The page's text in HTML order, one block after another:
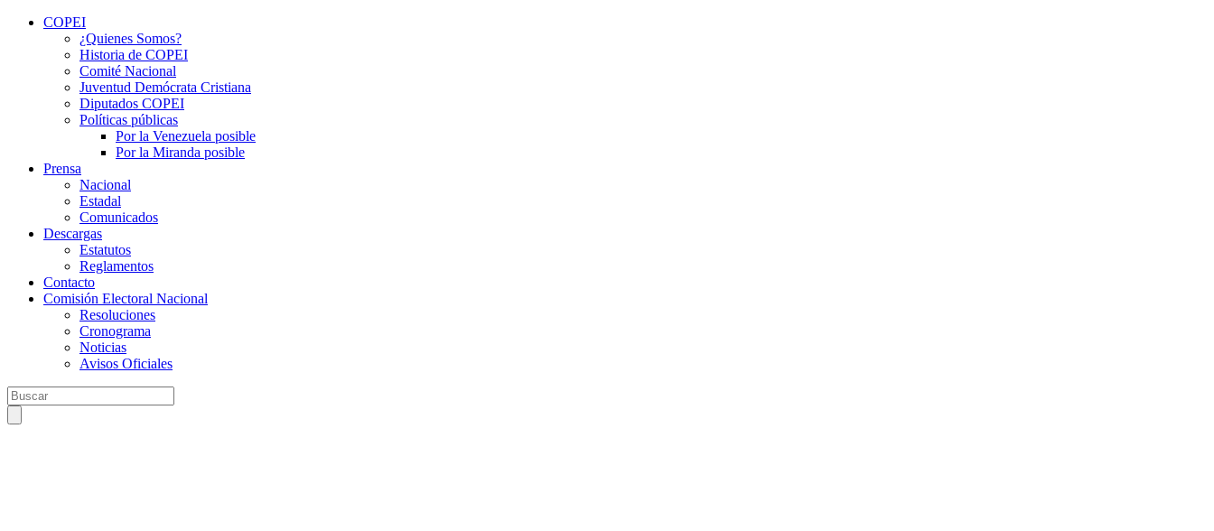
COPEI
¿Quienes Somos?
Historia de COPEI
Comité Nacional
Juventud Demócrata Cristiana
Diputados COPEI
Políticas públicas
Por la Venezuela posible
Por la Miranda posible
Prensa
Nacional
Estadal
Comunicados
Descargas
Estatutos
Reglamentos
Contacto
Comisión Electoral Nacional
Resoluciones
Cronograma
Noticias
Avisos Oficiales